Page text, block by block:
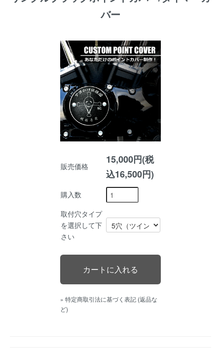
バー
販売価格
15,000円(税
込16,500円)
購入数
取付穴タイプ
を選択して下
さい
» 特定商取引法に基づく表記 (返品な
ど)